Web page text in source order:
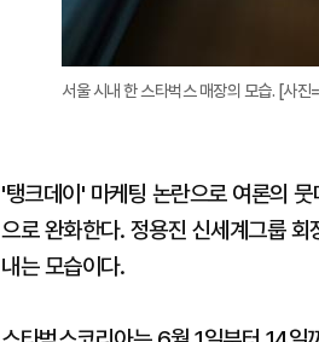
서울 시내 한 스타벅스 매장의 모습. [사진
'탱크데이' 마케팅 논란으로 여론의
으로 완화한다. 정용진 신세계그룹
내는 모습이다.